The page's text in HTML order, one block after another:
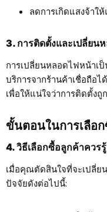
ลดการเกิดแสงจ้าใ
3. การติดตั้งและเปลี่ยน
การเปลี่ยนหลอดไฟหน้าเ
บริการจากร้านค้าเชื่อถือ
เพื่อให้แน่ใจว่าการติดตั้ง
ขั้นตอนในการเลือ
4. วิธีเลือกซื้อลูกค้าควรรู้
เมื่อคุณตัดสินใจที่จะเปลี่ย
ปัจจัยดังต่อไปนี้: